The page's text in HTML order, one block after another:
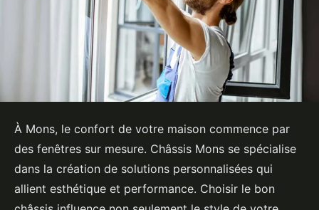
À Mons, le confort de votre maison commence par
des fenêtres sur mesure. Châssis Mons se spécialise
dans la création de solutions personnalisées qui
allient esthétique et performance. Choisir le bon